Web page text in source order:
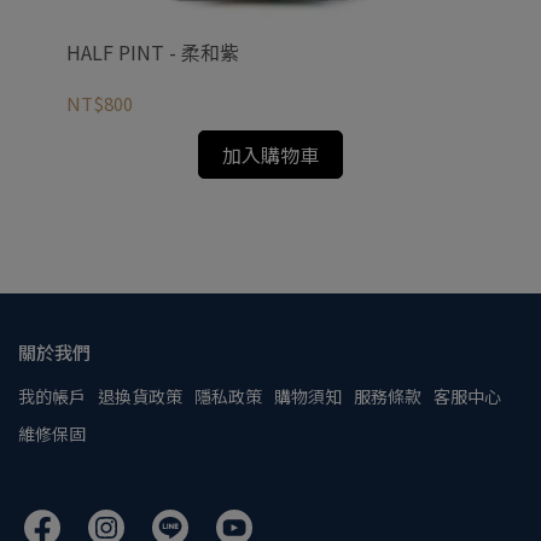
HALF PINT - 柔和紫
NT$800
加入購物車
關於我們
我的帳戶 退換貨政策 隱私政策 購物須知 服務條款 客服中心
維修保固